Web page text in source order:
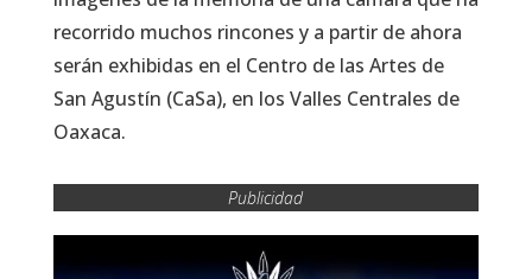
recorrido muchos rincones y a partir de ahora
serán exhibidas en el Centro de las Artes de
San Agustín (CaSa), en los Valles Centrales de
Oaxaca.
Publicidad